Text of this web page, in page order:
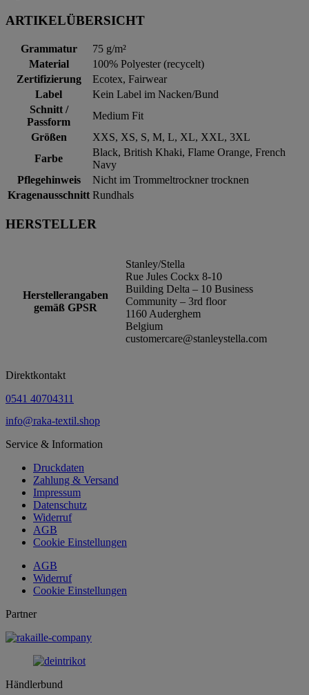
ARTIKELÜBERSICHT
Grammatur
75 g/m²
Material
100% Polyester (recycelt)
Zertifizierung
Ecotex, Fairwear
Label
Kein Label im Nacken/Bund
Schnitt /
Passform
Medium Fit
Größen
XXS, XS, S, M, L, XL, XXL, 3XL
Farbe
Black, British Khaki, Flame Orange, French
Navy
Pflegehinweis
Nicht im Trommeltrockner trocknen
Kragenausschnitt Rundhals
HERSTELLER
Herstellerangaben
gemäß GPSR
Stanley/Stella
Rue Jules Cockx 8-10
Building Delta – 10 Business
Community – 3rd floor
1160 Auderghem
Belgium
customercare@stanleystella.com
Direktkontakt
0541 40704311
info@raka-textil.shop
Service & Information
Druckdaten
Zahlung & Versand
Impressum
Datenschutz
Widerruf
AGB
Cookie Einstellungen
AGB
Widerruf
Cookie Einstellungen
Partner
Händlerbund